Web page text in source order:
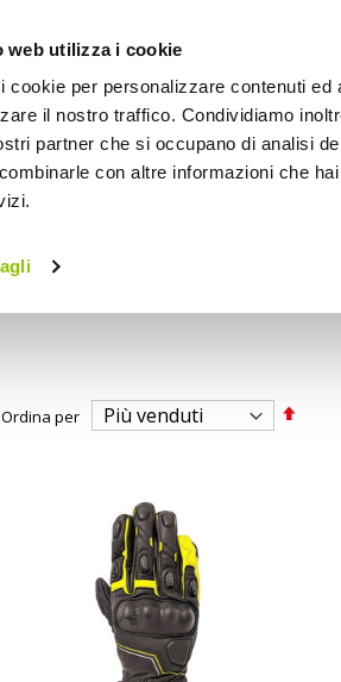
web utilizza i cookie
cookie per personalizzare contenuti
il nostro traffico. Condividiamo
partner che si occupano di analisi
con altre informazioni che
Ordina per
Imposta